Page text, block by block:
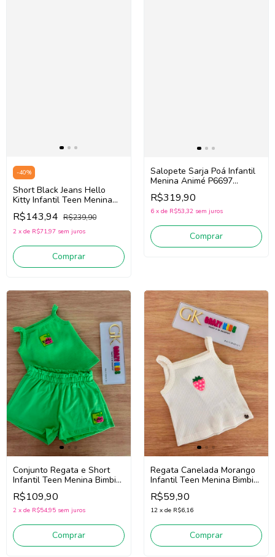
-40%
Short Black Jeans Hello
Kitty Infantil Teen Menina
Momi H6877 (preto)
R$143,94 R$239,90
2 x de R$71,97 sem juros
Comprar
Salopete Sarja Poá Infantil
Menina Animé P6697
(Bege/Preto)
R$319,90
6 x de R$53,32 sem juros
Comprar
Conjunto Regata e Short
Infantil Teen Menina Bimbi
Fb157 (Verde)
R$109,90
2 x de R$54,95 sem juros
Comprar
Regata Canelada Morango
Infantil Teen Menina Bimbi
Fa828 (Off White)
R$59,90
12 x de R$6,16
Comprar